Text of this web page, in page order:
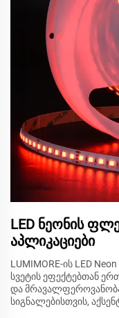
LED ნეონის
აპლიკაციები
LUMIMORE-ის LED
სვეტის ეფექტებთან
და
სიგნალებისთვის,